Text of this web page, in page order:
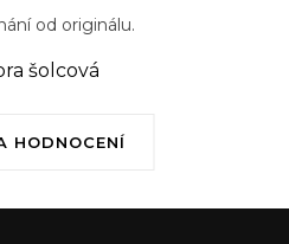
HODNOCENÍ
od originálu.
šolcová